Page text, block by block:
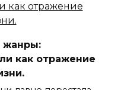
жанры:
как отражение